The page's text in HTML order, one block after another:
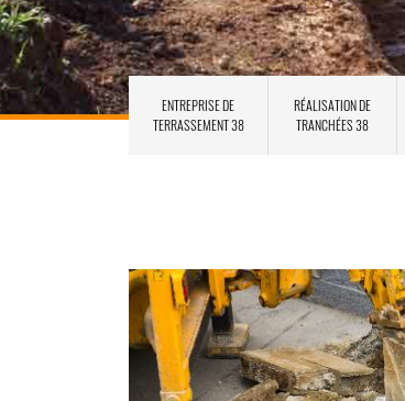
ENTREPRISE DE
TERRASSEMENT 38
RÉALISATION DE
TRANCHÉES 38